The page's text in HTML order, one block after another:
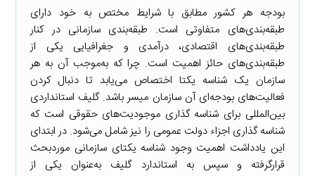
بودجه هر کشور مطابق با شرایط مختص به خود دارای
طبقه‌بندی‌های متفاوتی است. طبقه‌بندی سازمانی در کنار
طبقه‌بندی‌های اقتصادی، درآمدی و جغرافیایی یکی از
طبقه‌بندی‌های حائز اهمیت است. چرا که به‌موجب آن به هر
سازمان یک شناسه یکتا اختصاص می‌یابد تا دنبال کردن
فعالیت‌های بودجه‌ای آن سازمان میسر باشد. گلیف استانداردی
بین‌المللی برای شناسه گذاری موجودیت‌های حقوقی است که
شناسه گذاری اجزاء دولت عمومی را نیز شامل می‌شود. در ابتدای
این یادداشت اهمیت وجود شناسه یکتای سازمانی موردبحث
قرارگرفته و سپس به استاندارد گلیف به‌عنوان یکی از